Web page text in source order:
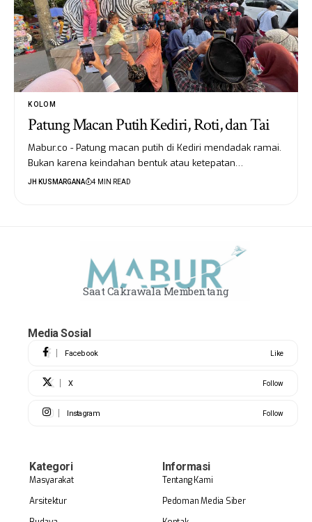
KOLOM
Patung Macan Putih Kediri, Roti, dan Tai
Mabur.co - Patung macan putih di Kediri mendadak ramai.
Bukan karena keindahan bentuk atau ketepatan…
JH KUSMARGANA 4 MIN READ
Saat Cakrawala Membentang
Media Sosial
Facebook Like
X Follow
Instagram Follow
Kategori
Masyarakat
Arsitektur
Informasi
Tentang Kami
Pedoman Media Siber